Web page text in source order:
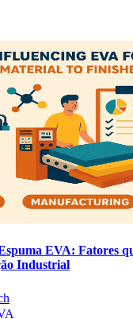
EVA: Fatores
Industrial